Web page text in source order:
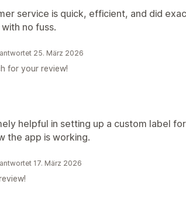
service is quick, efficient, and did
no fuss.
25. März 2026
for your review!
helpful in setting up a custom label for
the app is working.
17. März 2026